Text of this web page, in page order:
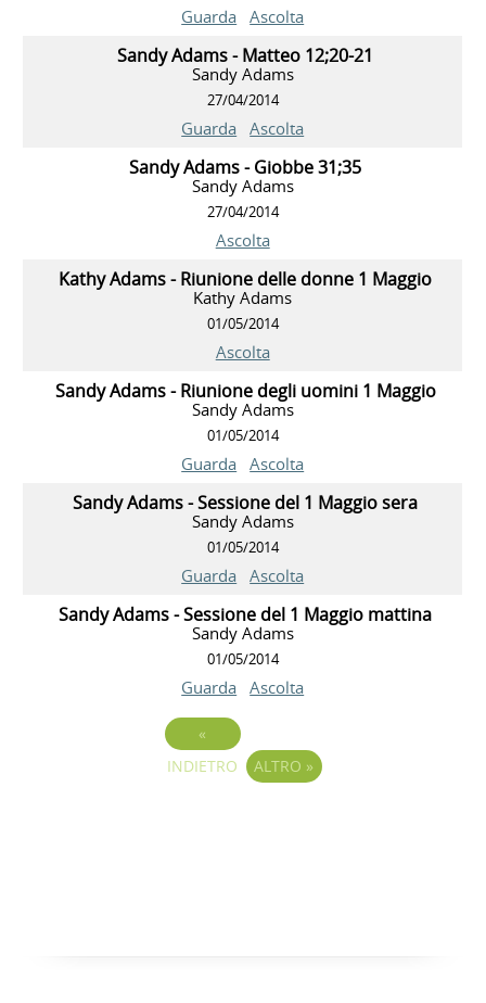
Guarda Ascolta
Sandy Adams - Matteo 12;20-21
Sandy Adams
27/04/2014
Guarda Ascolta
Sandy Adams - Giobbe 31;35
Sandy Adams
27/04/2014
Ascolta
Kathy Adams - Riunione delle donne 1 Maggio
Kathy Adams
01/05/2014
Ascolta
Sandy Adams - Riunione degli uomini 1 Maggio
Sandy Adams
01/05/2014
Guarda Ascolta
Sandy Adams - Sessione del 1 Maggio sera
Sandy Adams
01/05/2014
Guarda Ascolta
Sandy Adams - Sessione del 1 Maggio mattina
Sandy Adams
01/05/2014
Guarda Ascolta
«
INDIETRO
ALTRO »